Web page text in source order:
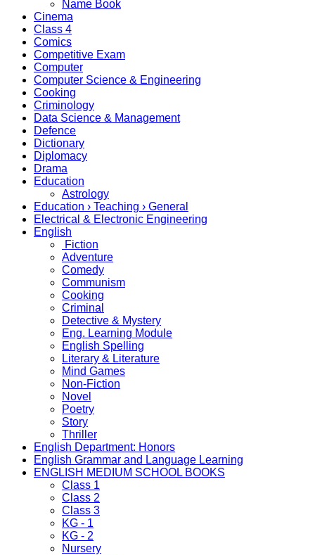
Name Book
Cinema
Class 4
Comics
Competitive Exam
Computer
Computer Science & Engineering
Cooking
Criminology
Data Science & Management
Defence
Dictionary
Diplomacy
Drama
Education
Astrology
Education › Teaching › General
Electrical & Electronic Engineering
English
Fiction
Adventure
Comedy
Communism
Cooking
Criminal
Detective & Mystery
Eng. Learning Module
English Spelling
Literary & Literature
Mind Games
Non-Fiction
Novel
Poetry
Story
Thriller
English Department: Honors
English Grammar and Language Learning
ENGLISH MEDIUM SCHOOL BOOKS
Class 1
Class 2
Class 3
KG - 1
KG - 2
Nursery